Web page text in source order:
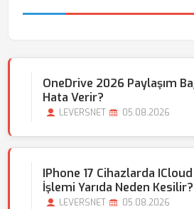
OneDrive 2026 Paylaşım
Hata Verir?
LEVERSNET 05.08.2026
IPhone 17 Cihazlarda
İşlemi Yarıda Neden Kesilir?
LEVERSNET 05.08.2026